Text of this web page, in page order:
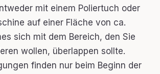
mit einem Poliertuch oder
auf einer Fläche von ca.
sich mit dem Bereich, den Sie
wollen, überlappen sollte.
finden nur beim Beginn der